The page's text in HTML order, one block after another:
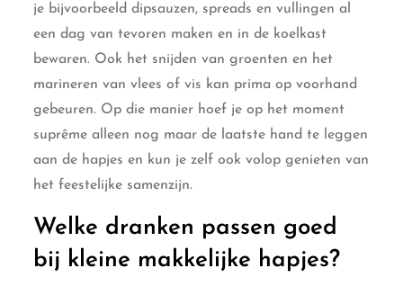
je bijvoorbeeld dipsauzen, spreads en vullingen al
een dag van tevoren maken en in de koelkast
bewaren. Ook het snijden van groenten en het
marineren van vlees of vis kan prima op voorhand
gebeuren. Op die manier hoef je op het moment
suprême alleen nog maar de laatste hand te leggen
aan de hapjes en kun je zelf ook volop genieten van
het feestelijke samenzijn.
Welke dranken passen goed
bij kleine makkelijke hapjes?